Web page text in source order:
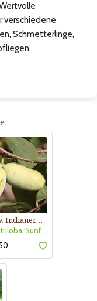
verschiedene
Schmetterlinge,
Pawpaw, Indianerbanane
Asimina triloba 'Sunflower'